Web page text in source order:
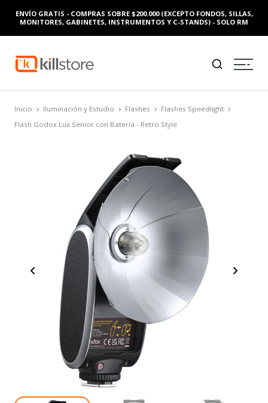
ENVÍO GRATIS - COMPRAS SOBRE $200.000 (EXCEPTO FONDOS, SILLAS,
MONITORES, GABINETES, INSTRUMENTOS Y C-STANDS) - SOLO RM
Inicio Iluminación y Estudio Flashes
Flashes Speedlight
Flash Godox Lux Senior con Batería - Retro Style